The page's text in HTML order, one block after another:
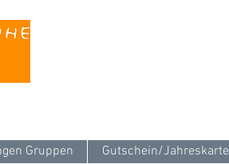
Gruppen Gutschein/